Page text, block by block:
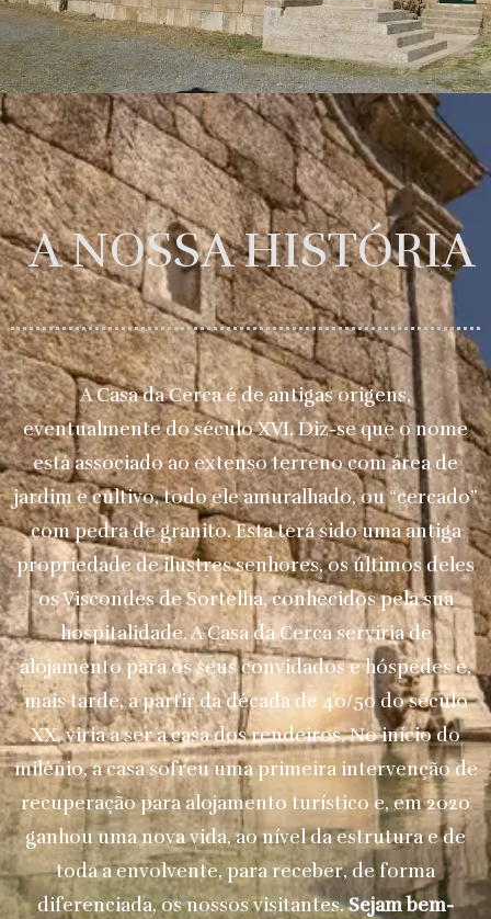
A NOSSA HISTÓRIA
A Casa da Cerca é de antigas origens,
eventualmente do século XVI. Diz-se que o nome
está associado ao extenso terreno com área de
jardim e cultivo, todo ele amuralhado, ou “cercado”
com pedra de granito. Esta terá sido uma antiga
propriedade de ilustres senhores, os últimos deles
os Viscondes de Sortelha, conhecidos pela sua
hospitalidade. A Casa da Cerca serviria de
alojamento para os seus convidados e hóspedes e,
mais tarde, a partir da década de 40/50 do século
XX, viria a ser a casa dos rendeiros. No início do
milénio, a casa sofreu uma primeira intervenção de
recuperação para alojamento turístico e, em 2020
ganhou uma nova vida, ao nível da estrutura e de
toda a envolvente, para receber, de forma
diferenciada, os nossos visitantes.Sejam bem-